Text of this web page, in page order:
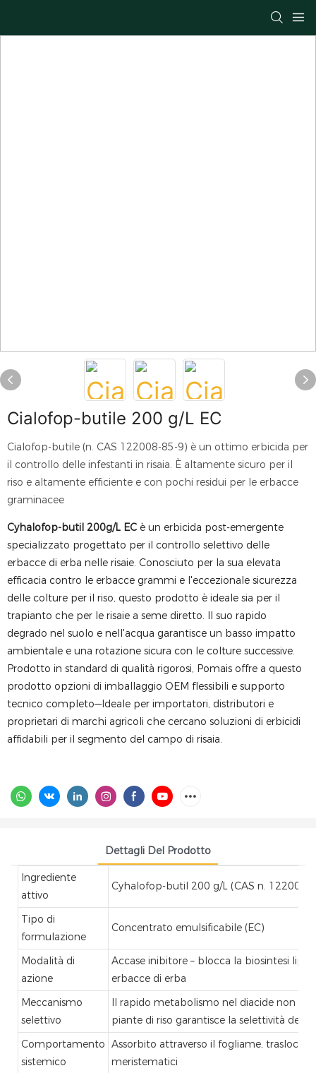
Cialofop-butile 200 g/L EC
Cialofop-butile (n. CAS 122008-85-9) è un ottimo erbicida per
il controllo delle infestanti in risaia. È altamente sicuro per il
riso e altamente efficiente e con pochi residui per le erbacce
graminacee
Cyhalofop-butil 200g/L EC è un erbicida post-emergente
specializzato progettato per il controllo selettivo delle
erbacce di erba nelle risaie. Conosciuto per la sua elevata
efficacia contro le erbacce grammi e l'eccezionale sicurezza
delle colture per il riso, questo prodotto è ideale sia per il
trapianto che per le risaie a seme diretto. Il suo rapido
degrado nel suolo e nell'acqua garantisce un basso impatto
ambientale e una rotazione sicura con le colture successive.
Prodotto in standard di qualità rigorosi, Pomais offre a questo
prodotto opzioni di imballaggio OEM flessibili e supporto
tecnico completo—Ideale per importatori, distributori e
proprietari di marchi agricoli che cercano soluzioni di erbicidi
affidabili per il segmento del campo di risaia.
Dettagli Del Prodotto
Ingrediente
attivo
Cyhalofop-butil 200 g/L (CAS n. 122008-
Tipo di
formulazione
Concentrato emulsificabile (EC)
Modalità di
azione
Accase inibitore – blocca la biosintesi
erbacce di erba
Meccanismo
selettivo
Il rapido metabolismo nel diacide non
piante di riso garantisce la selettività delle
Comportamento
sistemico
Assorbito attraverso il fogliame,
meristematici